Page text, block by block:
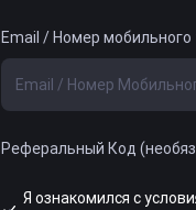
Email / Номер
Реферальный Код
Я ознакомился с